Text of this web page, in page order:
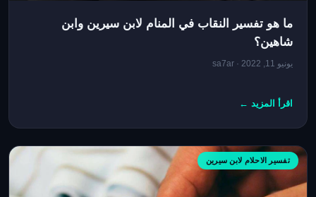
ما هو تفسير النقاب في المنام لابن سيرين وابن
شاهين؟
يونيو 11, 2022 · sa7ar
اقرأ المزيد ←
تفسير الاحلام لابن سيرين